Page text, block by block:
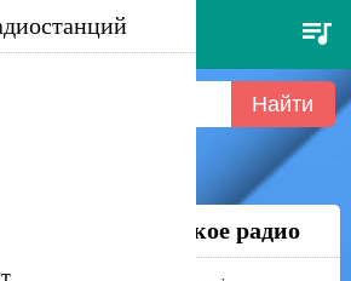
радио
на Даргинское радио